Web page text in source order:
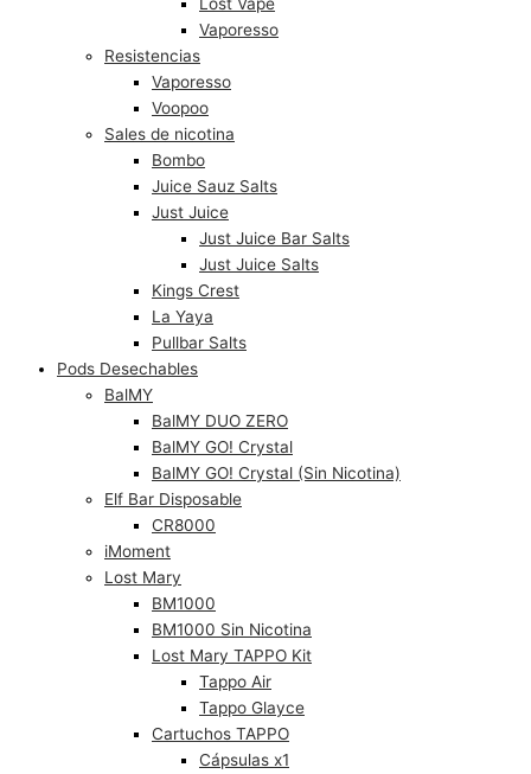
Vaporesso
Resistencias
Vaporesso
Voopoo
Sales de nicotina
Bombo
Juice Sauz Salts
Just Juice
Just Juice Bar Salts
Just Juice Salts
Kings Crest
La Yaya
Pullbar Salts
Pods Desechables
BalMY
BalMY DUO ZERO
BalMY GO! Crystal
BalMY GO! Crystal (Sin Nicotina)
Elf Bar Disposable
CR8000
iMoment
Lost Mary
BM1000
BM1000 Sin Nicotina
Lost Mary TAPPO Kit
Tappo Air
Tappo Glayce
Cartuchos TAPPO
Cápsulas x1